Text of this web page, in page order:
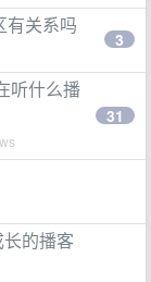
有关系吗
3
听什么播
31
长的播客